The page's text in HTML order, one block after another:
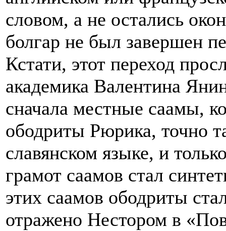
словом, а не остались
болгар не был завершен
Кстати, этот переход
академика Валентина
сначала местные саамы,
ободриты Рюрика, точно
славянском языке, и
грамот саамов стал
этих саамов ободриты
отражено Нестором в